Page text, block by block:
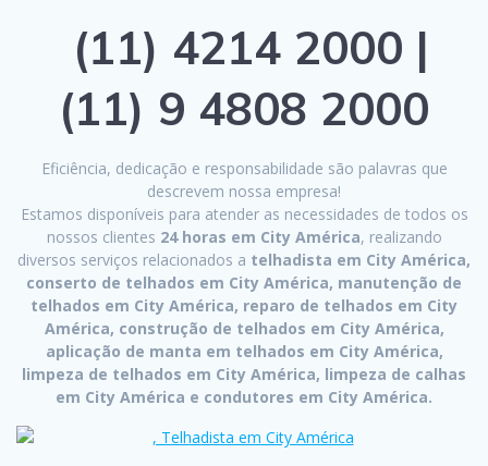
(11) 4214 2000 |
(11) 9 4808 2000
Eficiência, dedicação e responsabilidade são palavras que
descrevem nossa empresa!
Estamos disponíveis para atender as necessidades de todos os
nossos clientes 24 horas em City América, realizando
diversos serviços relacionados a telhadista em City América,
conserto de telhados em City América, manutenção de
telhados em City América, reparo de telhados em City
América, construção de telhados em City América,
aplicação de manta em telhados em City América,
limpeza de telhados em City América, limpeza de calhas
em City América e condutores em City América.